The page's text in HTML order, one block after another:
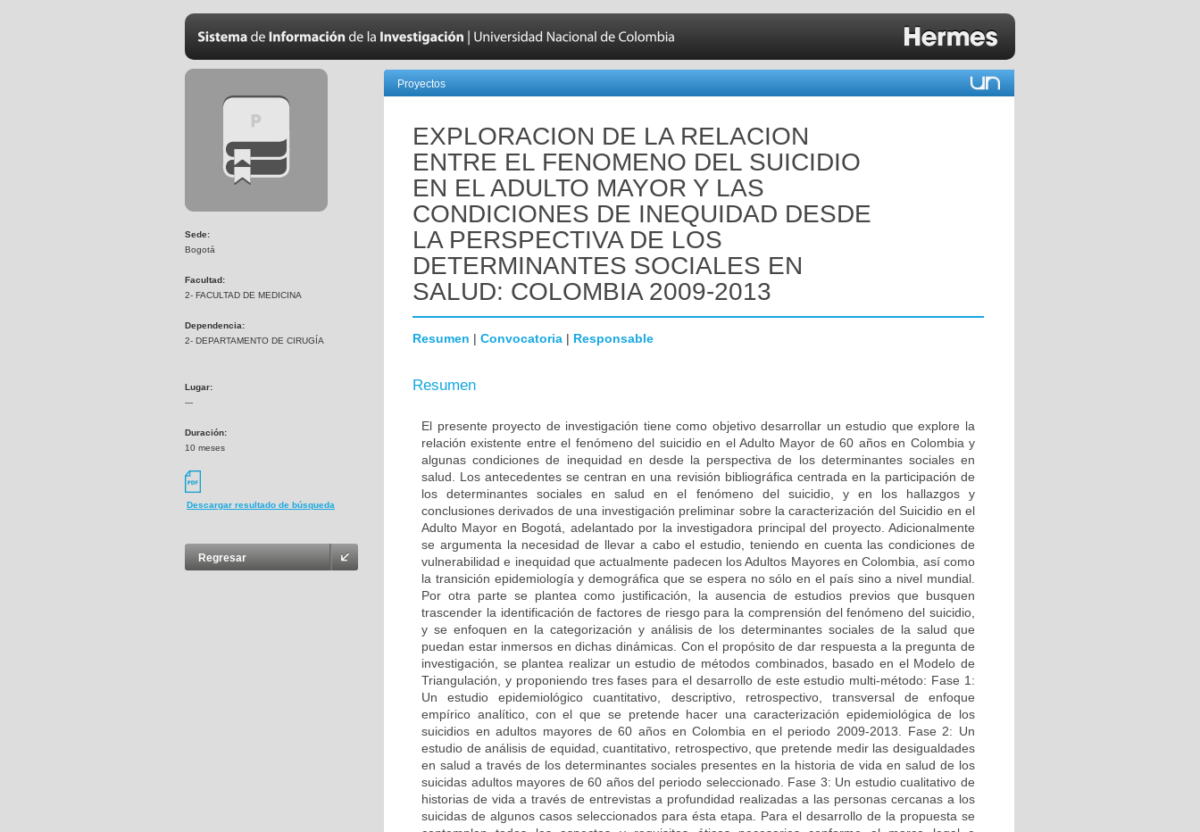
Sede:
Bogotá
Facultad:
2- FACULTAD DE MEDICINA
Dependencia:
2- DEPARTAMENTO DE CIRUGÍA
Lugar:
---
Duración:
10 meses
Descargar resultado de búsqueda
Regresar
Proyectos
EXPLORACION DE LA RELACION
ENTRE EL FENOMENO DEL SUICIDIO
EN EL ADULTO MAYOR Y LAS
CONDICIONES DE INEQUIDAD DESDE
LA PERSPECTIVA DE LOS
DETERMINANTES SOCIALES EN
SALUD: COLOMBIA 2009-2013
Resumen | Convocatoria | Responsable
Resumen
El presente proyecto de investigación tiene como objetivo desarrollar un estudio que explore la
relación existente entre el fenómeno del suicidio en el Adulto Mayor de 60 años en Colombia y
algunas condiciones de inequidad en desde la perspectiva de los determinantes sociales en
salud. Los antecedentes se centran en una revisión bibliográfica centrada en la participación de
los determinantes sociales en salud en el fenómeno del suicidio, y en los hallazgos y
conclusiones derivados de una investigación preliminar sobre la caracterización del Suicidio en el
Adulto Mayor en Bogotá, adelantado por la investigadora principal del proyecto. Adicionalmente
se argumenta la necesidad de llevar a cabo el estudio, teniendo en cuenta las condiciones de
vulnerabilidad e inequidad que actualmente padecen los Adultos Mayores en Colombia, así como
la transición epidemiología y demográfica que se espera no sólo en el país sino a nivel mundial.
Por otra parte se plantea como justificación, la ausencia de estudios previos que busquen
trascender la identificación de factores de riesgo para la comprensión del fenómeno del suicidio,
y se enfoquen en la categorización y análisis de los determinantes sociales de la salud que
puedan estar inmersos en dichas dinámicas. Con el propósito de dar respuesta a la pregunta de
investigación, se plantea realizar un estudio de métodos combinados, basado en el Modelo de
Triangulación, y proponiendo tres fases para el desarrollo de este estudio multi-método: Fase 1:
Un estudio epidemiológico cuantitativo, descriptivo, retrospectivo, transversal de enfoque
empírico analítico, con el que se pretende hacer una caracterización epidemiológica de los
suicidios en adultos mayores de 60 años en Colombia en el periodo 2009-2013. Fase 2: Un
estudio de análisis de equidad, cuantitativo, retrospectivo, que pretende medir las desigualdades
en salud a través de los determinantes sociales presentes en la historia de vida en salud de los
suicidas adultos mayores de 60 años del periodo seleccionado. Fase 3: Un estudio cualitativo de
historias de vida a través de entrevistas a profundidad realizadas a las personas cercanas a los
suicidas de algunos casos seleccionados para ésta etapa. Para el desarrollo de la propuesta se